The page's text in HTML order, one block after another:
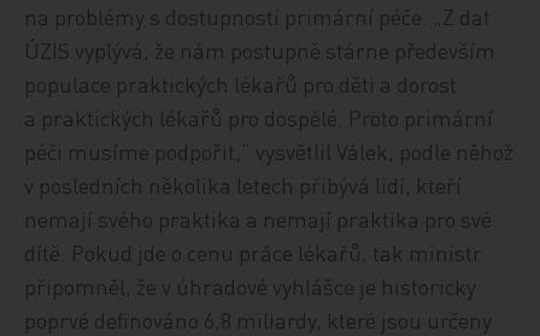
na problémy s dostupností primární péče. „Z dat
ÚZIS vyplývá, že nám postupně stárne především
populace praktických lékařů pro děti a dorost
a praktických lékařů pro dospělé. Proto primární
péči musíme podpořit,“ vysvětlil Válek, podle něhož
v posledních několika letech přibývá lidí, kteří
nemají svého praktika a nemají praktika pro své
dítě. Pokud jde o cenu práce lékařů, tak ministr
připomněl, že v úhradové vyhlášce je historicky
poprvé definováno 6,8 miliardy, které jsou určeny